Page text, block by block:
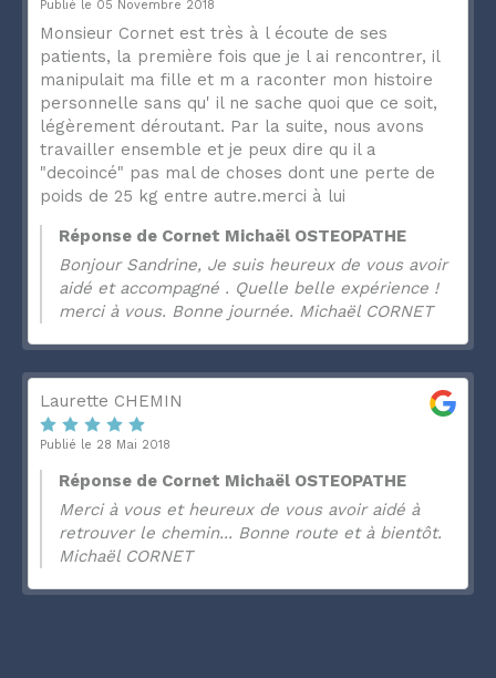
Publié le 05 Novembre 2018
Monsieur Cornet est très à l écoute de ses
patients, la première fois que je l ai rencontrer, il
manipulait ma fille et m a raconter mon histoire
personnelle sans qu' il ne sache quoi que ce soit,
légèrement déroutant. Par la suite, nous avons
travailler ensemble et je peux dire qu il a
"decoincé" pas mal de choses dont une perte de
poids de 25 kg entre autre.merci à lui
Réponse de Cornet Michaël OSTEOPATHE
Bonjour Sandrine, Je suis heureux de vous avoir
aidé et accompagné . Quelle belle expérience !
merci à vous. Bonne journée. Michaël CORNET
Laurette CHEMIN
Publié le 28 Mai 2018
Réponse de Cornet Michaël OSTEOPATHE
Merci à vous et heureux de vous avoir aidé à
retrouver le chemin... Bonne route et à bientôt.
Michaël CORNET